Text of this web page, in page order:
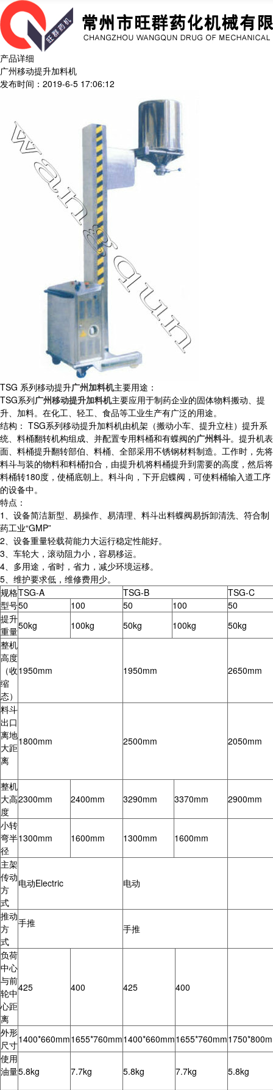
产品详细
广州移动提升加料机
发布时间：2019-6-5 17:06:12
TSG 系列移动提升广州加料机主要用途：
TSG系列广州移动提升加料机主要应用于制药企业的固体物料搬动、提
升、加料。在化工、轻工、食品等工业生产有广泛的用途。
结构： TSG系列移动提升加料机由机架（搬动小车、提升立柱）提升系
统、料桶翻转机构组成、并配置专用料桶和有蝶阀的广州料斗。提升机表
面、料桶提升翻转部伯、料桶、全部采用不锈钢材料制造。工作时，先将
料斗与装的物料和料桶扣合，由提升机将料桶提升到需要的高度，然后将
料桶转180度，使桶底朝上。料斗向，下开启蝶阀，可使料桶输入道工序
的设备中。
特点：
1、设备简洁新型、易操作、易清理、料斗出料蝶阀易拆卸清洗、符合制
药工业“GMP”
2、设备重量轻载荷能力大运行稳定性能好。
3、车轮大，滚动阻力小，容易移运。
4、多用途，省时，省力，减少环境运移。
5、维护要求低，维修费用少。
规格
型号
TSG-A TSG-B
TSG-C
50
100 50 100
50
提升
重量50kg 100kg 50kg 100kg
50kg
整机
高度
（收
缩
态）
1950mm 1950mm 2650mm
料斗
出口
离地
大距
离
1800mm 2500mm 2050mm
整机
大高
度
2300mm 2400mm 3290mm 3370mm 2900mm
小转
弯半
径
1300mm 1600mm 1300mm 1600mm
主架
传动
方
式
电动Electric 电动
推动
方
式
手推 手推
负荷
中心
与前
轮中
心距
离
425 400 425 400
外形
尺寸1400*660mm1655*760mm1400*660mm1655*760mm
使用
油量5.8kg 7.7kg 5.8kg 7.7kg 5.8kg